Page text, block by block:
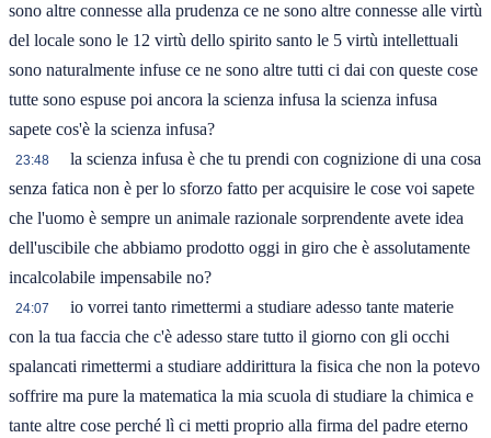
sono altre connesse alla prudenza ce ne sono altre connesse alle virtù
del locale sono le 12 virtù dello spirito santo le 5 virtù intellettuali
sono naturalmente infuse ce ne sono altre tutti ci dai con queste cose
tutte sono espuse poi ancora la scienza infusa la scienza infusa
sapete cos'è la scienza infusa?
23:48
la scienza infusa è che tu prendi con cognizione di una cosa
senza fatica non è per lo sforzo fatto per acquisire le cose voi sapete
che l'uomo è sempre un animale razionale sorprendente avete idea
dell'uscibile che abbiamo prodotto oggi in giro che è assolutamente
incalcolabile impensabile no?
24:07
io vorrei tanto rimettermi a studiare adesso tante materie
con la tua faccia che c'è adesso stare tutto il giorno con gli occhi
spalancati rimettermi a studiare addirittura la fisica che non la potevo
soffrire ma pure la matematica la mia scuola di studiare la chimica e
tante altre cose perché lì ci metti proprio alla firma del padre eterno